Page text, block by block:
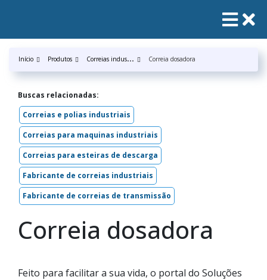
Início Produtos C
orreias industrias Correia dosadora
Buscas relacionadas:
Correias e polias industriais
Correias para maquinas industriais
Correias para esteiras de descarga
Fabricante de correias industriais
Fabricante de correias de transmissão
Correia dosadora
Feito para facilitar a sua vida, o portal do Soluções